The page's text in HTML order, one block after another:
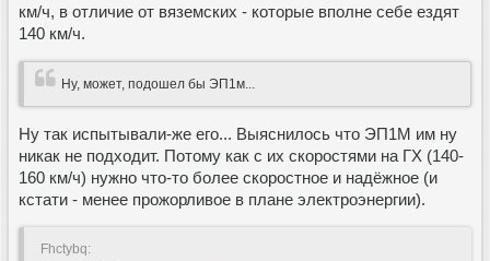
км/ч, в отличие от вяземских - которые вполне себе ездят
140 км/ч.
Ну, может, подошел бы ЭП1м...
Ну так испытывали-же его... Выяснилось что ЭП1М им ну
никак не подходит. Потому как с их скоростями на ГХ (140-
160 км/ч) нужно что-то более скоростное и надёжное (и
кстати - менее прожорливое в плане электроэнергии).
Fhctybq: